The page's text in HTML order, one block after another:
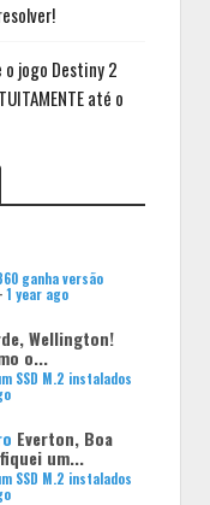
o jogo Destiny 2
até o
ganha versão
·1 year ago
Wellington!
o...
SSD M.2 instalados
Everton, Boa
um...
SSD M.2 instalados